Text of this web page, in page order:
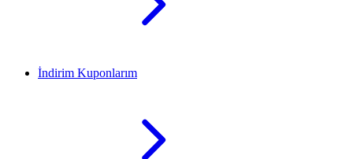
İndirim Kuponlarım